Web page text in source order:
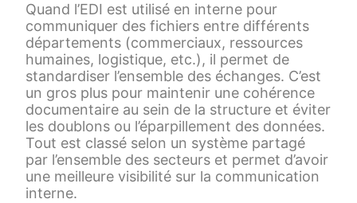
Quand l’EDI est utilisé en interne pour
communiquer des fichiers entre différents
départements (commerciaux, ressources
humaines, logistique, etc.), il permet de
standardiser l’ensemble des échanges. C’est
un gros plus pour maintenir une cohérence
documentaire au sein de la structure et éviter
les doublons ou l’éparpillement des données.
Tout est classé selon un système partagé
par l’ensemble des secteurs et permet d’avoir
une meilleure visibilité sur la communication
interne.